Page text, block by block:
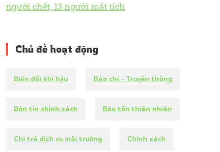
người chết, 13 người mất tích
Chủ đề hoạt động
Biến đổi khí hậu Báo chí - Truyền thông
Bản tin chính sách Bảo tồn thiên nhiên
Chi trả dịch vụ môi trường Chính sách